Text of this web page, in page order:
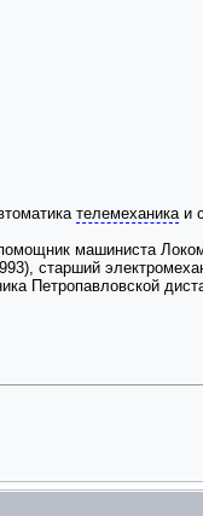
телемеханикаи
машиниста
старший
Петропавловской